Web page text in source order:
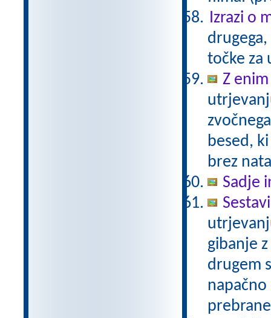
Izrazi o
točke za
Z
besed,
brez
Sadje
gibanje
drugem